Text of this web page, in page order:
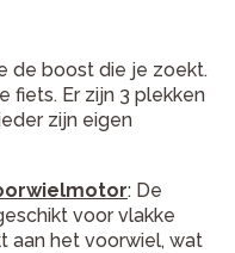
de boost die je zoekt.
fiets. Er zijn 3 plekken
zijn eigen
: De
voor vlakke
aan het voorwiel, wat